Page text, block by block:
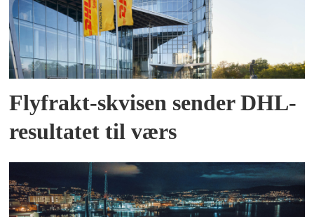
Flyfrakt-skvisen sender DHL-
resultatet til værs